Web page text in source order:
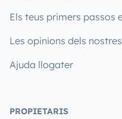
Els teus primers passos
Les opinions dels
Ajuda llogater
PROPIETARIS